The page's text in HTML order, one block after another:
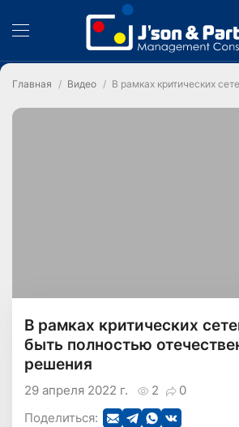
Главная Видео В рамках критических
В рамках критических
быть полностью
решения
2 0
29 апреля 2022 г.
Поделиться: